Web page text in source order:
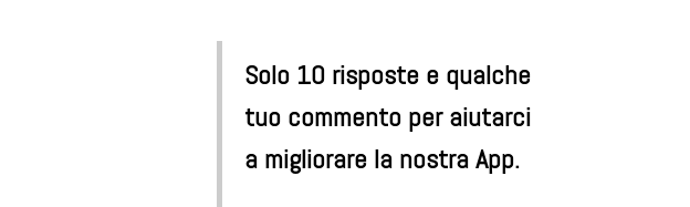
Solo 10 risposte e qualche
tuo commento per aiutarci
a migliorare la nostra App.